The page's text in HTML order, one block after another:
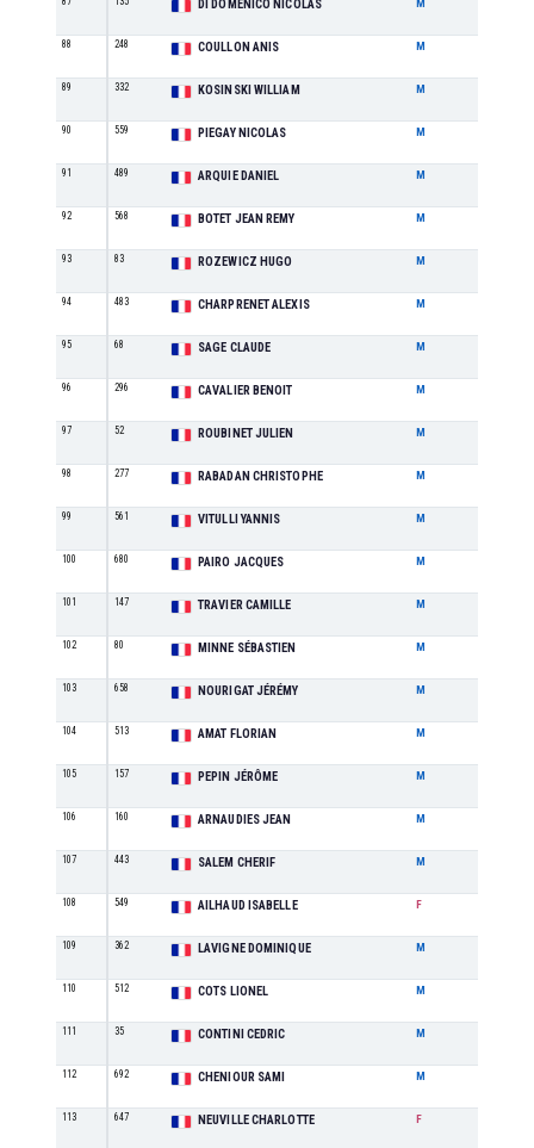
DI DOMENICO NICOLAS M
88 248 COULLON ANIS M
89 332 KOSINSKI WILLIAM M
90 559 PIEGAY NICOLAS M
91 489 ARQUIE DANIEL M
92 568 BOTET JEAN REMY M
93 83 ROZEWICZ HUGO M
94 483 CHARPRENET ALEXIS M
95 68 SAGE CLAUDE M
96 296 CAVALIER BENOIT M
97 52 ROUBINET JULIEN M
98 277 RABADAN CHRISTOPHE M
99 561 VITULLI YANNIS M
100 680 PAIRO JACQUES M
101 147 TRAVIER CAMILLE M
102 80 MINNE SÉBASTIEN M
103 658 NOURIGAT JÉRÉMY M
104 513 AMAT FLORIAN M
105 157 PEPIN JÉRÔME M
106 160 ARNAUDIES JEAN M
107 443 SALEM CHERIF M
108 549 AILHAUD ISABELLE F
109 362 LAVIGNE DOMINIQUE M
110 512 COTS LIONEL M
111 35 CONTINI CEDRIC M
112 692 CHENIOUR SAMI M
113 647 NEUVILLE CHARLOTTE F